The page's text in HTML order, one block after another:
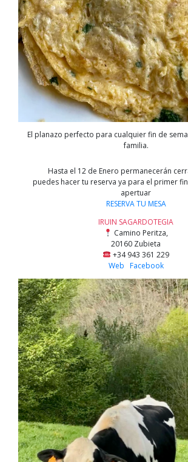
El planazo perfecto para cualquier fin de
familia.
Hasta el 12 de Enero permanecerán
puedes hacer tu reserva ya para el primer
apertuar
RESERVA TU MESA
IRUIN SAGARDOTEGIA
Camino Peritza,
20160 Zubieta
+34 943 361 229
Web Facebook